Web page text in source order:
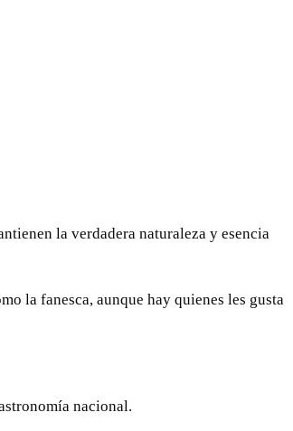
la verdadera naturaleza y esencia
la fanesca, aunque hay quienes les gusta
nacional.